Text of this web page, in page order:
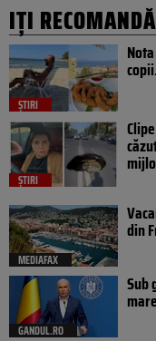
IȚI
ȘTIRI
ȘTIRI
MEDIAFAX
din
GANDUL.RO
Sub